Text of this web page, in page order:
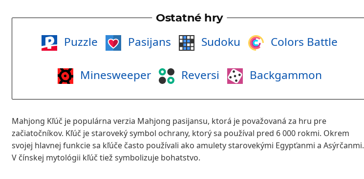
Ostatné hry
Puzzle Pasijans Sudoku Colors Battle
Minesweeper Reversi Backgammon
Mahjong Kľúč je populárna verzia Mahjong pasijansu, ktorá je považovaná za hru pre
začiatočníkov. Kľúč je staroveký symbol ochrany, ktorý sa používal pred 6 000 rokmi. Okrem
svojej hlavnej funkcie sa kľúče často používali ako amulety starovekými Egypťanmi a Asýrčanmi.
V čínskej mytológii kľúč tiež symbolizuje bohatstvo.